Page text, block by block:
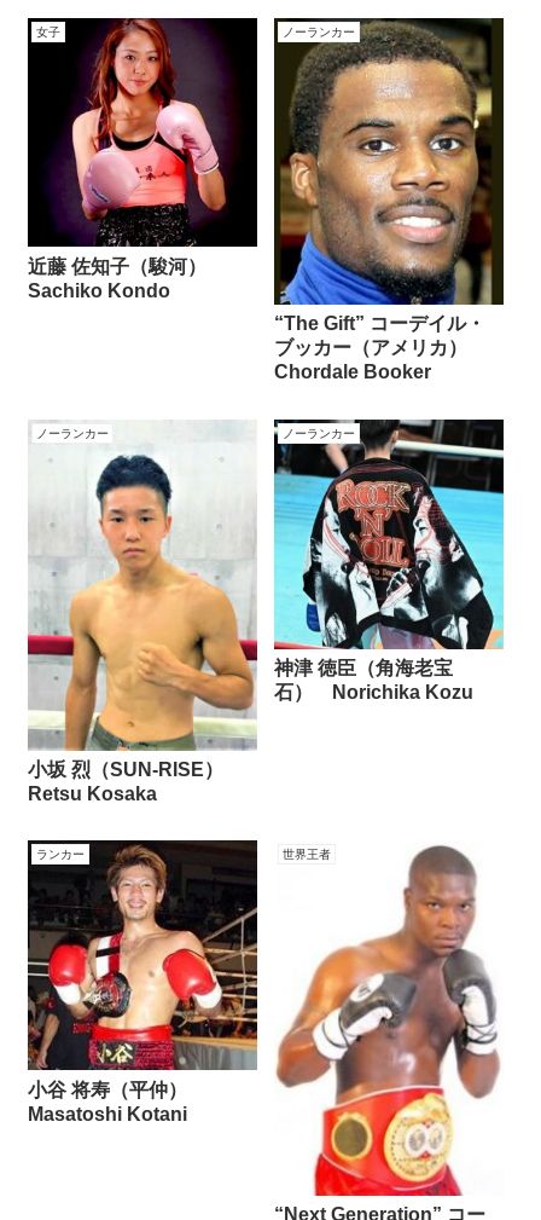
女子
近藤 佐知子（駿河）
Sachiko Kondo
ノーランカー
“The Gift” コーデイル・
ブッカー（アメリカ）
Chordale Booker
ノーランカー
小坂 烈（SUN-RISE）
Retsu Kosaka
ノーランカー
神津 徳臣（角海老宝
石） Norichika Kozu
ランカー
小谷 将寿（平仲）
Masatoshi Kotani
世界王者
“Next Generation” コー